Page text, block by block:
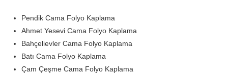
Pendik Cama Folyo Kaplama
Ahmet Yesevi Cama Folyo Kaplama
Bahçelievler Cama Folyo Kaplama
Batı Cama Folyo Kaplama
Çam Çeşme Cama Folyo Kaplama